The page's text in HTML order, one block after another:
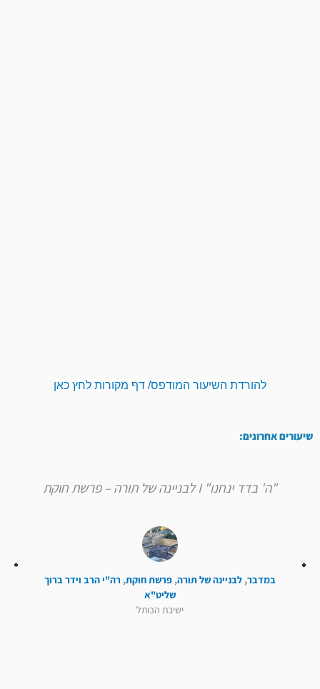
להורדת השיעור המודפס/ דף מקורות לחץ כאן
שיעורים אחרונים:
"ה' בדד ינחנו" I לבניינה של תורה – פרשת חוקת
במדבר, לבניינה של תורה, פרשת חוקת, רה"י הרב וידר ברוך
שליט"א
ישיבת הכותל